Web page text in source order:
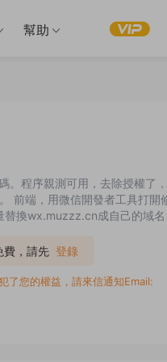
幫助
。程序親測可用，去除授權了
前端，用微信開發者工具打開
換wx.muzzz.cn成自己的域名
費，請先 登錄
了您的權益，請來信通知Email: